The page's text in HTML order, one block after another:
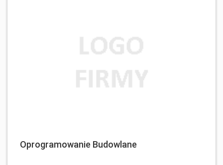
Oprogramowanie Budowlane